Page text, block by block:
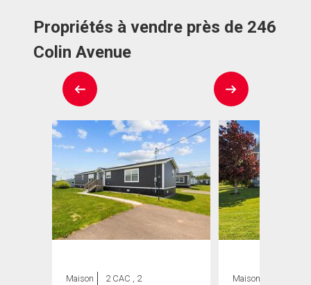
Propriétés à vendre près de 246
Colin Avenue
Maison
2 CAC , 2
Maison